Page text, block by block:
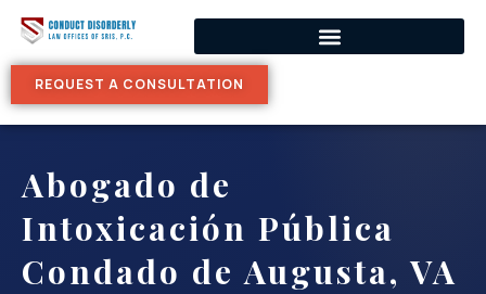
REQUEST A CONSULTATION
Abogado de
Intoxicación Pública
Condado de Augusta, VA